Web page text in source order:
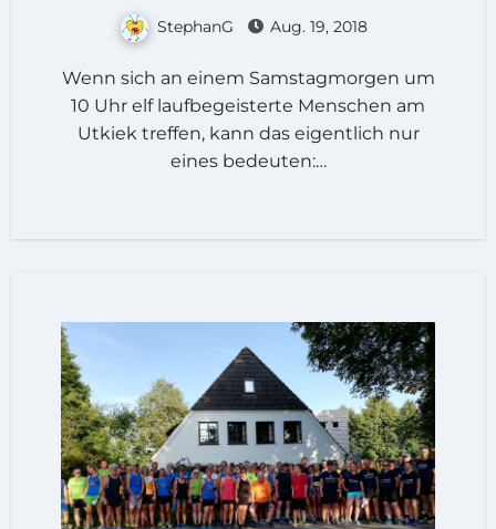
StephanG Aug. 19, 2018
Wenn sich an einem Samstagmorgen um
10 Uhr elf laufbegeisterte Menschen am
Utkiek treffen, kann das eigentlich nur
eines bedeuten:…